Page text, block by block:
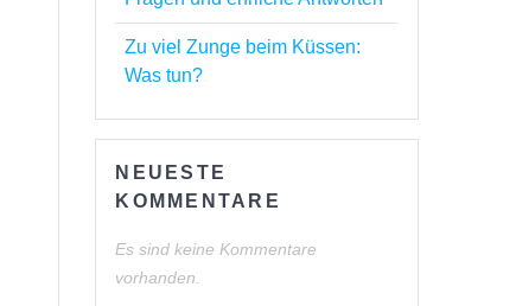
Zu viel Zunge beim Küssen:
Was tun?
NEUESTE
KOMMENTARE
Es sind keine Kommentare
vorhanden.